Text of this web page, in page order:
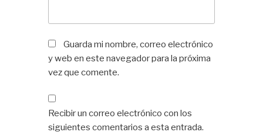
Guarda mi nombre, correo electrónico
y web en este navegador para la próxima
vez que comente.
Recibir un correo electrónico con los
siguientes comentarios a esta entrada.